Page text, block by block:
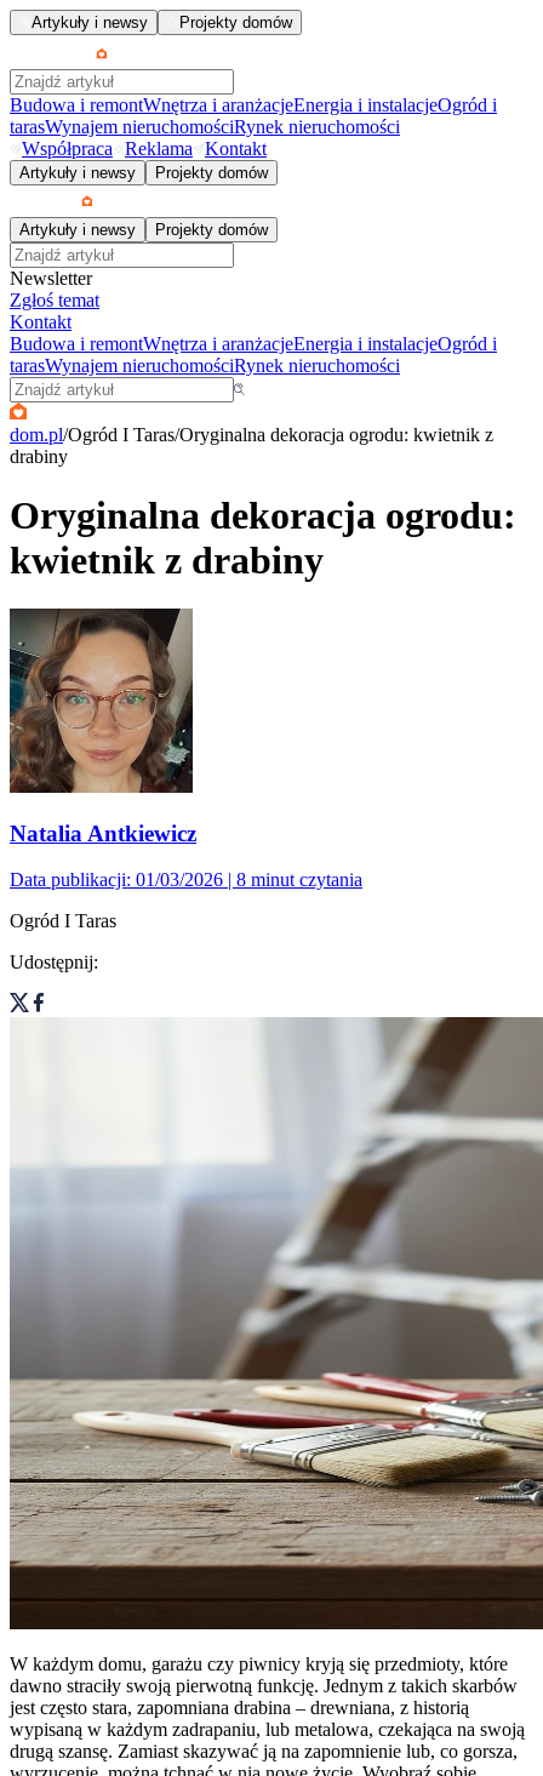
Artykuły i newsy Projekty domów
Budowa i remontWnętrza i aranżacjeEnergia i instalacjeOgród i
tarasWynajem nieruchomościRynek nieruchomości
Współpraca
Reklama Kontakt
Artykuły i newsy Projekty domów
Artykuły i newsy Projekty domów
Newsletter
Zgłoś temat
Kontakt
Budowa i remontWnętrza i aranżacjeEnergia i instalacjeOgród i
tarasWynajem nieruchomościRynek nieruchomości
dom.pl/Ogród I Taras/Oryginalna dekoracja ogrodu: kwietnik z
drabiny
Oryginalna dekoracja ogrodu:
kwietnik z drabiny
Natalia Antkiewicz
Data publikacji: 01/03/2026 | 8 minut czytania
Ogród I Taras
Udostępnij:
W każdym domu, garażu czy piwnicy kryją się przedmioty, które
dawno straciły swoją pierwotną funkcję. Jednym z takich skarbów
jest często stara, zapomniana drabina – drewniana, z historią
wypisaną w każdym zadrapaniu, lub metalowa, czekająca na swoją
drugą szansę. Zamiast skazywać ją na zapomnienie lub, co gorsza,